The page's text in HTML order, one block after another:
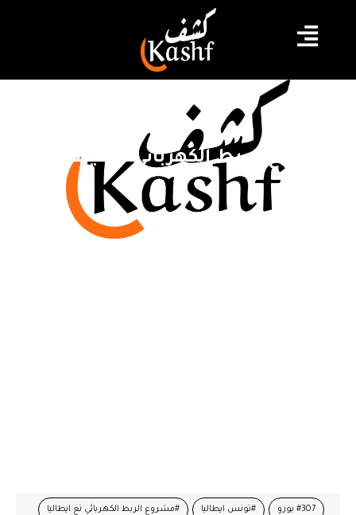
مشروع الربط الكهربائي نع ايطاليا
#307 بورو #تونس ايطاليا #مشروع الربط الكهربائي نع ايطاليا